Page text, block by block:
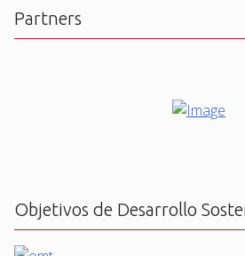
Partners
Objetivos de Desarrollo